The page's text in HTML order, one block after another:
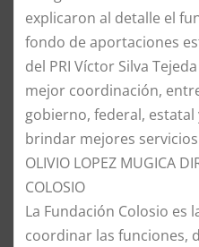
explicaron al detalle el
fondo de aportaciones
del PRI Víctor Silva
mejor coordinación,
gobierno, federal,
brindar mejores
OLIVIO LOPEZ MUGICA
COLOSIO
La Fundación Colosio es
coordinar las funciones,